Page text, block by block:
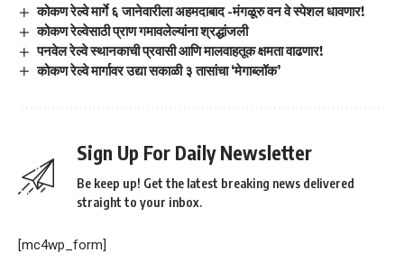
कोकण रेल्वे मार्गे ६ जानेवारीला अहमदाबाद -मंगळूरु वन वे स्पेशल धावणार!
कोकण रेल्वेसाठी प्राण गमावलेल्यांना श्रद्धांजली
पनवेल रेल्वे स्थानकाची प्रवासी आणि मालवाहतूक क्षमता वाढणार!
कोकण रेल्वे मार्गावर उद्या सकाळी ३ तासांचा ‘मेगाब्लॉक’
Sign Up For Daily Newsletter
Be keep up! Get the latest breaking news delivered
straight to your inbox.
[mc4wp_form]